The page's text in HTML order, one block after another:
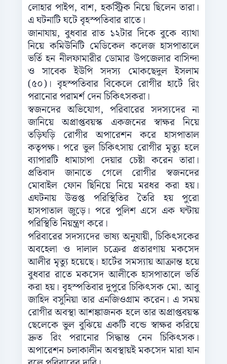
লোহার পাইপ, বাশ, হকস্ট্রিক নিয়ে ছিলেন তারা।
এ ঘটনাটি ঘটে বৃহস্পতিবার রাতে।
জানাযায়, বুধবার রাত ১২টার দিকে বুকে ব্যাথা
নিয়ে কমিউনিটি মেডিকেল কলেজ হাসপাতালে
ভর্তি হন নীলফামারীর ডোমার উপজেলার বাসিন্দা
ও সাবেক ইউপি সদস্য মোকছেদুল ইসলাম
(৫০)। বৃহস্পতিবার বিকেলে রোগীর হার্টে রিং
পরানোর পরামর্শ দেন চিকিৎসকরা।
স্বজনদের অভিযোগ, পরিবারের সদস্যদের না
জানিয়ে অপ্রাপ্তবয়স্ক একজনের স্বাক্ষর নিয়ে
তড়িঘড়ি রোগীর অপারেশন করে হাসপাতাল
কতৃপক্ষ। পরে ভুল চিকিৎসায় রোগীর মৃত্যু হলে
ব্যাপারটি ধামাচাপা দেয়ার চেষ্টা করেন তারা।
প্রতিবাদ জানাতে গেলে রোগীর স্বজনদের
মোবাইল ফোন ছিনিয়ে নিয়ে মরধর করা হয়।
এঘটনায় উত্তপ্ত পরিস্থিতির তৈরি হয় পুরো
হাসপাতাল জুড়ে। পরে পুলিশ এসে এক ঘন্টায়
পরিস্থিতি নিয়ন্ত্রণ করে।
পরিবারের সদস্যদের ভাষ্য অনুযায়ী, চিকিৎসকের
অবহেলা ও দালাল চক্রের প্রতারণায় মকসেদ
আলীর মৃত্যু হয়েছে। হার্টের সমস্যায় আক্রান্ত হয়ে
বুধবার রাতে মকসেদ আলীকে হাসপাতালে ভর্তি
করা হয়। বৃহস্পতিবার দুপুরে চিকিৎসক মো. আবু
জাহিদ বসুনিয়া তার এনজিওগ্রাম করেন। এ সময়
রোগীর অবস্থা আশঙ্কাজনক হলে তার অপ্রাপ্তবয়স্ক
ছেলেকে ভুল বুঝিয়ে একটি বন্ডে স্বাক্ষর করিয়ে
দ্রুত রিং পরানোর সিদ্ধান্ত নেন চিকিৎসক।
অপারেশন চলাকালীন অবস্থায়ই মকসেদ মারা যান